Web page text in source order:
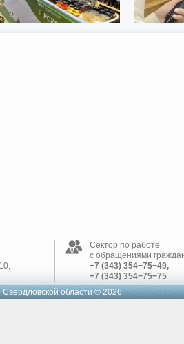
Сектор по работе
с обращениями
+7 (343) 354−75−49,
+7 (343) 354−75−75
области © 2026